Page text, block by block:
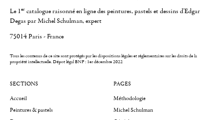
Le 1er catalogue raisonné en ligne des peintures, pastels et dessins d'Edgar
Degas par Michel Schulman, expert
75014 Paris - France
Tous les contenus de ce site sont protégés par les dispositions légales et réglementaires sur les droits de la
propriété intellectuelle.Dépot légal BNF : 1er décembre 2022
SECTIONS
Accueil
Peintures & pastels
PAGES
Méthodologie
Michel Schulman